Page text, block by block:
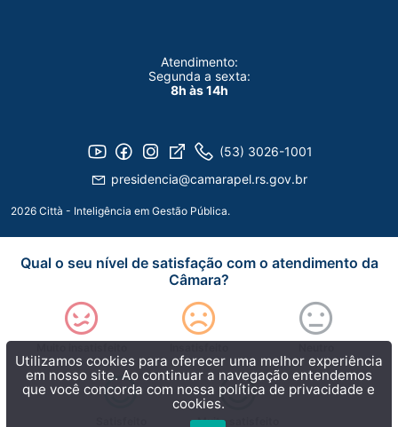
Atendimento:
Segunda a sexta:
8h às 14h
(53) 3026-1001
presidencia@camarapel.rs.gov.br
2026 Città - Inteligência em Gestão Pública.
Utilizamos cookies para oferecer uma melhor experiência
em nosso site. Ao continuar a navegação entendemos
que você concorda com nossa política de privacidade e
cookies.
Qual o seu nível de satisfação com o atendimento da
Câmara?
Muito satisfeito